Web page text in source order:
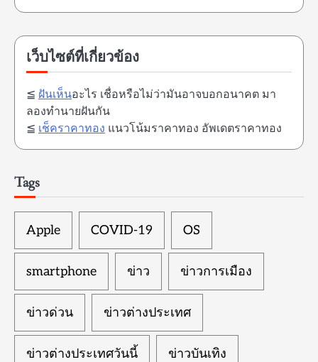
เว็บไซต์ที่เกี่ยวข้อง
≦ ฝันเห็นอะไร เชื่อหรือไม่ว่ามันอาจบอกอนาคต มา
ลองทำนายฝันกัน
≦ เช็คราคาทอง แนวโน้มราคาทอง อัพเดตราคาทอง
Tags
Apple COVID-19 OS
smartphone ข่าว ข่าวการเมือง
ข่าวด่วน ข่าวต่างประเทศ
ข่าวต่างประเทศวันนี้ ข่าวบันเทิง